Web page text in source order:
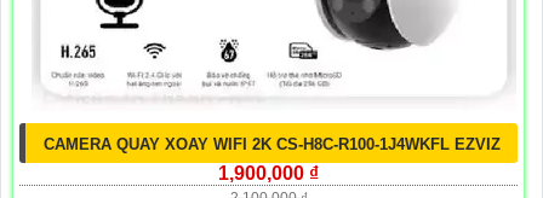
CAMERA QUAY XOAY WIFI 2K CS-H8C-R100-1J4WKFL EZVIZ
1,900,000 ₫